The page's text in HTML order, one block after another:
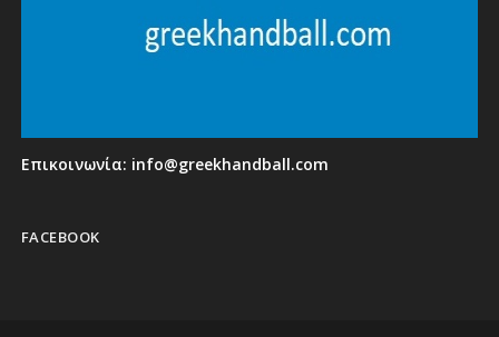
Επικοινωνία: info@greekhandball.com
FACEBOOK